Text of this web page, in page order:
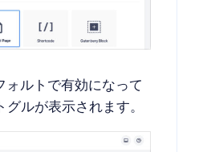
ォルトで有効になって
トグルが表示されます。